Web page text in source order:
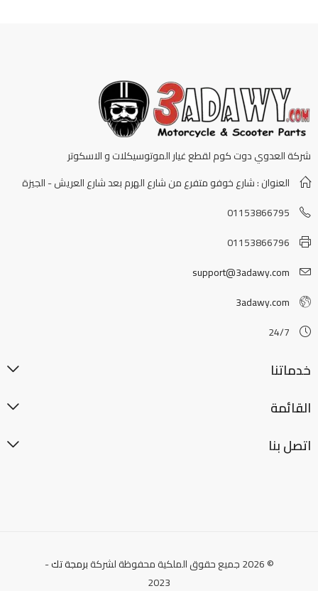
شركة العدوي دوت كوم لقطع غيار الموتوسيكلات و الاسكوتر
العنوان : شارع خوفو متفرع من شارع الهرم بعد شارع العريش - الجيزة
01153866795
01153866796
support@3adawy.com
3adawy.com
24/7
خدماتنا
القائمة
اتصل بنا
© 2026 جميع حقوق الملكية محفوظة لشركة برمجة تك-
2023